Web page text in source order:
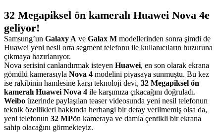
32 Megapiksel ön kameralı Huawei Nova 4e
geliyor!
Samsung’un Galaxy A ve Galax M modellerinden sonra şimdi de
Huawei yeni nesil orta segment telefonu ile kullanıcıların huzuruna
çıkmaya hazırlanıyor.
Nova serisini canlandırmak isteyen Huawei, en son olarak ekrana
gömülü kamerasıyla Nova 4 modelini piyasaya sunmuştu. Bu kez
ise rakibinin hamlesine karşı teknoloji devi, 32 Megapiksel ön
kameralı Huawei Nova 4 ile karşımıza çıkacağını doğruladı.
Weibo üzerinde paylaşılan teaser videosunda yeni nesil telefonun
teknik özellikleri hakkında herhangi bir detay verilmemiş olsa da,
yeni telefonun 32 MPön kameraya ve damla çentikli bir ekrana
sahip olacağını görmekteyiz.